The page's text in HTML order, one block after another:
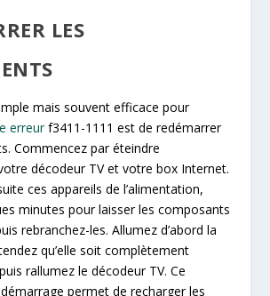
LES
mais souvent efficace pour
erreurf3411-1111 est de redémarrer
Commencez par éteindre
décodeur TV et votre box Internet.
ces appareils de l’alimentation,
minutes pour laisser les composants
rebranchez-les. Allumez d’abord la
qu’elle soit complètement
rallumez le décodeur TV. Ce
permet de recharger les